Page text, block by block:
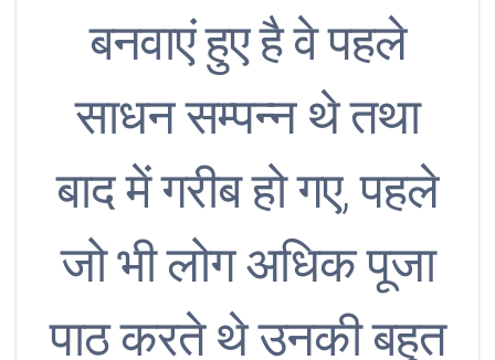
बनवाएं हुए है वे पहले
साधन सम्पन्न थे तथा
बाद में गरीब हो गए, पहले
जो भी लोग अधिक पूजा
पाठ करते थे उनकी बहुत